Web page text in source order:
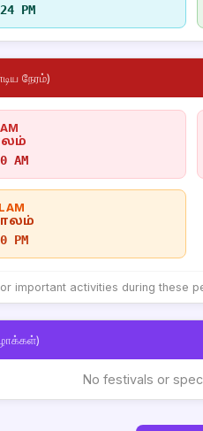
PM
நேரம்)
AM
PM
important activities during these
No festivals or